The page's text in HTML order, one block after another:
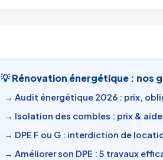
💡 Rénovation énergétique : nos
→ Audit énergétique 2026 : prix,
→ Isolation des combles : prix &
→ DPE F ou G : interdiction de
→ Améliorer son DPE : 5 travaux